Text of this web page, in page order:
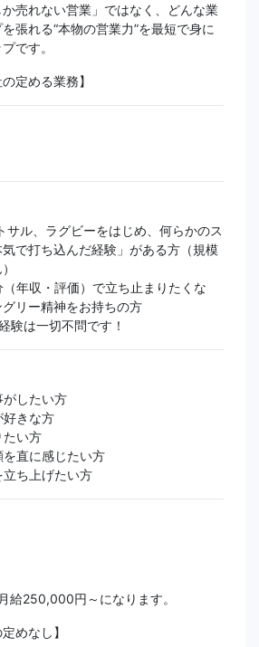
売れない営業」ではなく、どんな業
張れる“本物の営業力”を最短で身に
です。
定める業務】
ル、ラグビーをはじめ、何らかのス
で打ち込んだ経験」がある方（規模
年収・評価）で立ち止まりたくな
リー精神をお持ちの方
験は一切不問です！
したい方
きな方
い方
直に感じたい方
ち上げたい方
給250,000円～になります。
めなし】